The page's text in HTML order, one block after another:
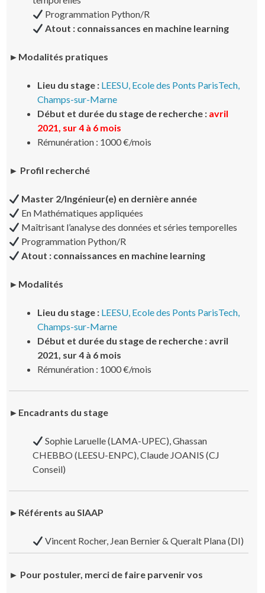
Programmation Python/R
Atout : connaissances en machine learning
►Modalités pratiques
Lieu du stage : LEESU, Ecole des Ponts ParisTech,
Champs-sur-Marne
Début et durée du stage de recherche : avril
2021, sur 4 à 6 mois
Rémunération : 1000 €/mois
► Profil recherché
Master 2/Ingénieur(e) en dernière année
En Mathématiques appliquées
Maîtrisant l’analyse des données et séries temporelles
Programmation Python/R
Atout : connaissances en machine learning
►Modalités
Lieu du stage : LEESU, Ecole des Ponts ParisTech,
Champs-sur-Marne
Début et durée du stage de recherche : avril
2021, sur 4 à 6 mois
Rémunération : 1000 €/mois
►Encadrants du stage
Sophie Laruelle (LAMA-UPEC), Ghassan
CHEBBO (LEESU-ENPC), Claude JOANIS (CJ
Conseil)
►Référents au SIAAP
Vincent Rocher, Jean Bernier & Queralt Plana (DI)
► Pour postuler, merci de faire parvenir vos